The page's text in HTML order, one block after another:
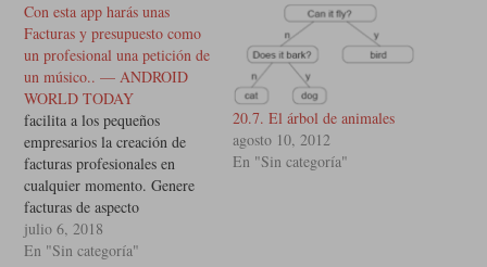
Con esta app harás unas
Facturas y presupuesto como
un profesional una petición de
un músico.. — ANDROID
WORLD TODAY
facilita a los pequeños
empresarios la creación de
facturas profesionales en
cualquier momento. Genere
facturas de aspecto
profesional y cobre antes
gracias a una única aplicación
julio 6, 2018
En "Sin categoría"
20.7. El árbol de animales
agosto 10, 2012
En "Sin categoría"